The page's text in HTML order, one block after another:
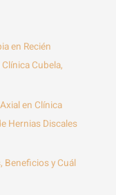
en Recién
Cubela,
en Clínica
Hernias Discales
Beneficios y Cuál